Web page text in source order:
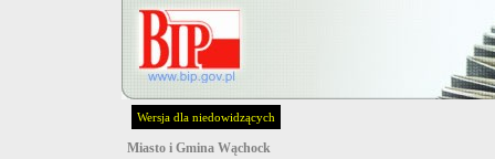
Wersja dla niedowidzących
Miasto i Gmina Wąchock